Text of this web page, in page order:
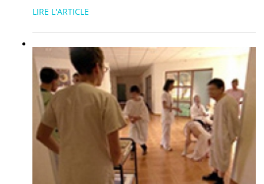
LIRE L'ARTICLE